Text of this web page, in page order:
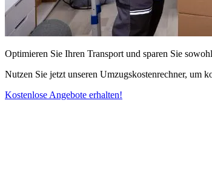
Optimieren Sie Ihren Transport und sparen Sie
Nutzen Sie jetzt unseren Umzugskostenrechner, um
Kostenlose Angebote erhalten!